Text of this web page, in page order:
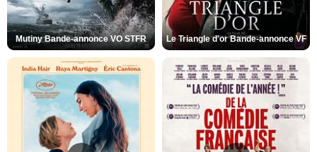
Mutiny Bande-annonce VO STFR Le Triangle d'or Bande-annonce VF